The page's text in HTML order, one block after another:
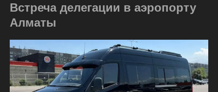
Встреча делегации в аэропорту
Алматы